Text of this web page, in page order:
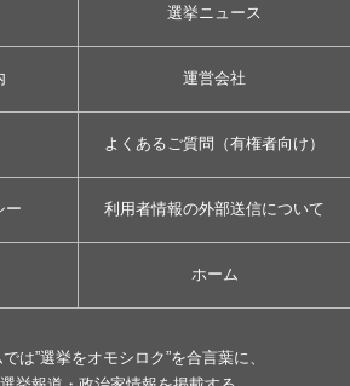
選挙ニュース
運営会社
よくあるご質問（有権者向け）
ー 利用者情報の外部送信について
ホーム
は”選挙をオモシロク”を合言葉に、